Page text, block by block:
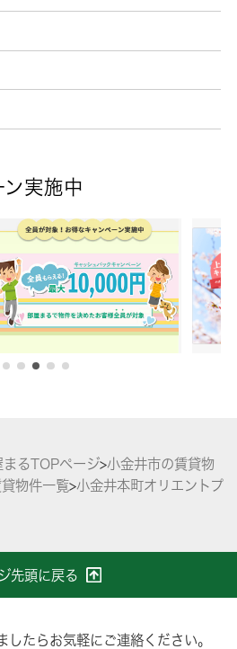
ン実施中
るTOPページ>小金井市の賃貸物
物件一覧>小金井本町オリエントプ
先頭に戻る
したらお気軽にご連絡ください。